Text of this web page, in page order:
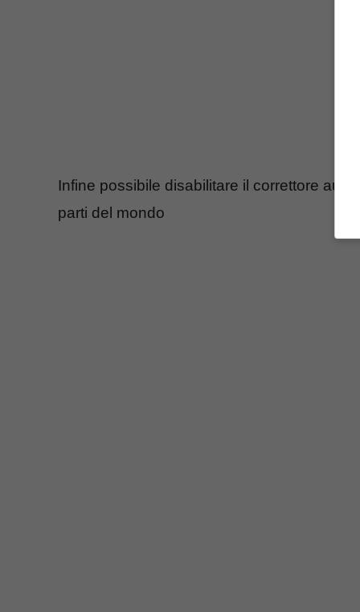
Infine possibile disabilitare il correttore
parti del mondo